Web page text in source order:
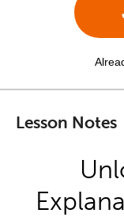
Lesson Notes